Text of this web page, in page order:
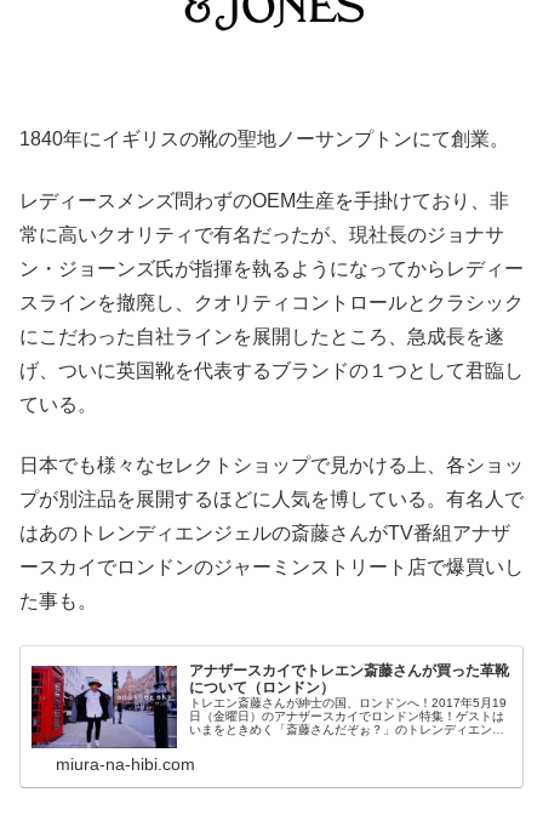
1840年にイギリスの靴の聖地ノーサンプトンにて創業。
レディースメンズ問わずのOEM生産を手掛けており、非
常に高いクオリティで有名だったが、現社長のジョナサ
ン・ジョーンズ氏が指揮を執るようになってからレディー
スラインを撤廃し、クオリティコントロールとクラシック
にこだわった自社ラインを展開したところ、急成長を遂
げ、ついに英国靴を代表するブランドの１つとして君臨し
ている。
日本でも様々なセレクトショップで見かける上、各ショッ
プが別注品を展開するほどに人気を博している。有名人で
はあのトレンディエンジェルの斎藤さんがTV番組アナザ
ースカイでロンドンのジャーミンストリート店で爆買いし
た事も。
アナザースカイでトレエン斎藤さんが買った革靴
について（ロンドン）
トレエン斎藤さんが紳士の国、ロンドンへ！2017年5月19
日（金曜日）のアナザースカイでロンドン特集！ゲストは
いまをときめく「斎藤さんだぞぉ？」のトレンディエンジ
miura-na-hibi.com